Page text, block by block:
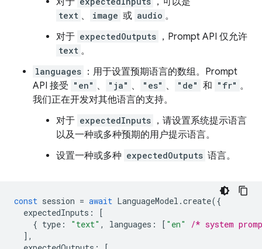
text 、 image 或 audio 。
对于 expectedOutputs ，Prompt API 仅允许
text 。
languages ：用于设置预期语言的数组。Prompt
API 接受 "en" 、 "ja" 、 "es" 、 "de" 和 "fr" 。
我们正在开发对其他语言的支持。
对于 expectedInputs ，请设置系统提示语言
以及一种或多种预期的用户提示语言。
设置一种或多种 expectedOutputs 语言。
const session = await LanguageModel .create({
expectedInputs :
[
{ type : "text" , languages : [ "en"
/* system
],